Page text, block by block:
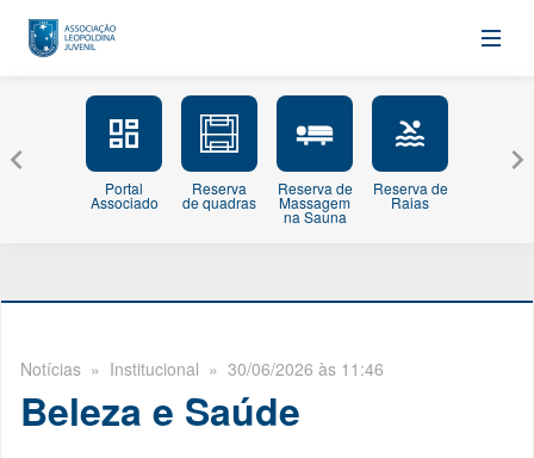
Portal
Associado
Reserva
de quadras
Reserva de
Massagem
na Sauna
Reserva de
Raias
Notícias » Institucional » 30/06/2026 às 11:46
Beleza e Saúde